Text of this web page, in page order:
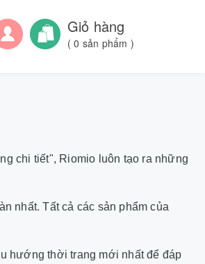
Giỏ hàng
( 0 sản phẩm )
chi tiết", Riomio luôn tạo ra những
nhất. Tất cả các sản phẩm của
hướng thời trang mới nhất để đáp